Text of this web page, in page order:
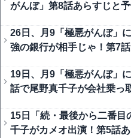
がんぼ」第8話あらすじと
26日、月9「極悪がんぼ」
強の銀行が相手じゃ！第7
19日、月9「極悪がんぼ」
話で尾野真千子が会社乗っ
15日「続・最後から二番目
千子がカメオ出演！第5話